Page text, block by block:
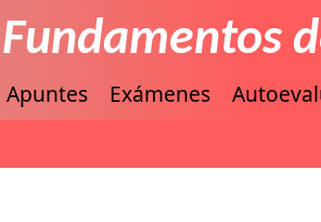
Apuntes Exámenes